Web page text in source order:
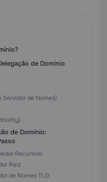
de Domínio
Servidor de Nomes)
de Domínio:
Recursivo
Raiz
de Nomes TLD